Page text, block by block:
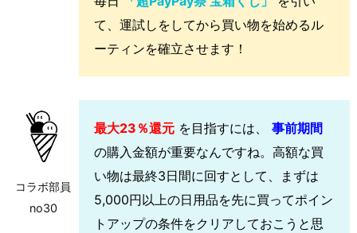
て、運試しをしてから買い物を始めるル
ーティンを確立させます！
コラボ部員
no30
最大23％還元 を目指すには、 事前期間
の購入金額が重要なんですね。高額な買
い物は最終3日間に回すとして、まずは
5,000円以上の日用品を先に買ってポイン
トアップの条件をクリアしておこうと思